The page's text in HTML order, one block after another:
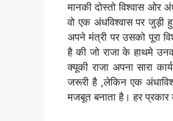
मानकी दोस्तो विश्वास ओर
वो एक अंधविश्वास पर जुड़ी
अपने मंत्री पर उसको पूरा
है की जो राजा के हाथमे
क्यूकी राजा अपना सारा
जरूरी है ,लेकिन एक
मजबूत बनाता है। हर प्रकार